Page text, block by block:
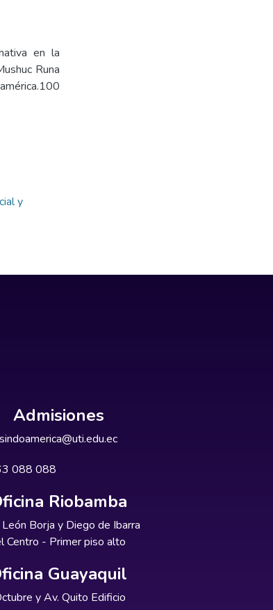
en la
Runa
y
Admisiones
088 088
Riobamba
Borja y Diego de Ibarra
Centro - Primer piso alto
Guayaquil
y Av. Quito Edificio